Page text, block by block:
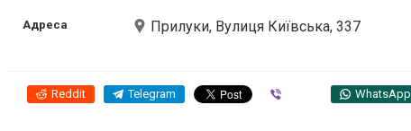
Адреса Прилуки, Вулиця Київська, 337
Reddit Telegram WhatsApp